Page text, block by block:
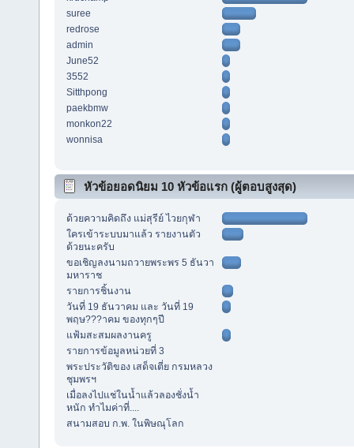
suree
redrose
admin
June52
3552
Sitthpong
paekbmw
monkon22
wonnisa
หัวข้อยอดนิยม 10 หัวข้อแรก (ผู้ตอบสูงสุด)
ด้วยความคิดถึง แม่สุรีย์ ไวยกุฬา
ใครเข้าระบบมาแล้ว รายงานตัว
ด้วยนะครับ
ขอเชิญลงนามถวายพระพร 5 ธันวา
มหาราช
รายการชิ้นงาน
วันที่ 19 ธันวาคม และ วันที่ 19
พฤษ???าคม ของทุกๆปี
แฟ้มสะสมผลงานครู
รายการข้อมูลหน่วยที่ 3
พระประวัติของ เสด็จเตี่ย กรมหลวง
ชุมพรฯ
เมื่อลงไปแช่ในน้ำแล้วลองชั่งน้ำ
หนัก ทำไมค่าที่....
สนามสอบ ก.พ. ในพิษณุโลก